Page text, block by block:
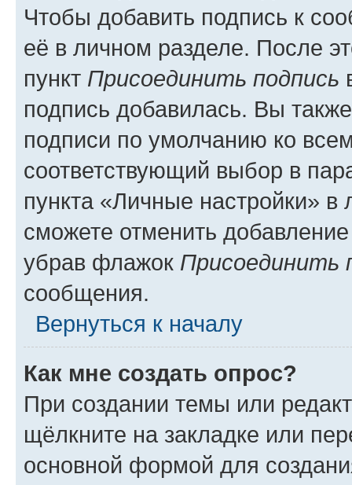
Чтобы добавить подпись к
её в личном разделе. После
пункт Присоединить подпись
подпись добавилась. Вы
подписи по умолчанию ко
соответствующий выбор в
пункта «Личные настройки»
сможете отменить
убрав флажок Присоединить
сообщения.
Вернуться к началу
Как мне создать опрос?
При создании темы или
щёлкните на закладке или
основной формой для